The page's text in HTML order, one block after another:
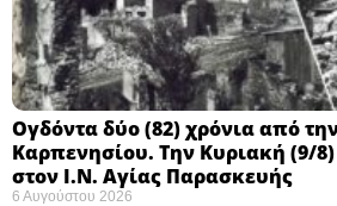
Ογδόντα δύο (82) χρόνια από
Καρπενησίου. Την Κυριακή (9/
στον Ι.Ν. Αγίας Παρασκευής
6 Αυγούστου 2026